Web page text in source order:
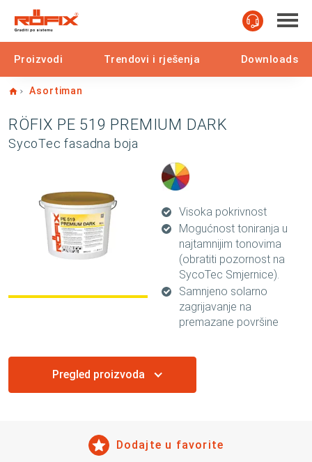
Proizvodi Trendovi i rješenja Downloads
Home
Asortiman
RÖFIX PE 519 PREMIUM DARK
SycoTec fasadna boja
Visoka pokrivnost
Mogućnost toniranja u
najtamnijim tonovima
(obratiti pozornost na
SycoTec Smjernice).
Samnjeno solarno
zagrijavanje na
premazane površine
Pregled proizvoda
Dodajte u favorite